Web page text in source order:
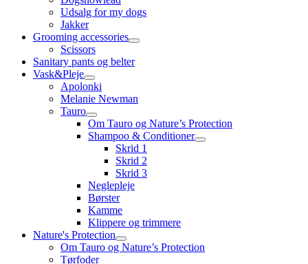
Udsalg for my dogs
Jakker
Grooming accessories
Scissors
Sanitary pants og belter
Vask&Pleje
Apolonki
Melanie Newman
Tauro
Om Tauro og Nature’s Protection
Shampoo & Conditioner
Skrid 1
Skrid 2
Skrid 3
Neglepleje
Børster
Kamme
Klippere og trimmere
Nature's Protection
Om Tauro og Nature’s Protection
Tørfoder